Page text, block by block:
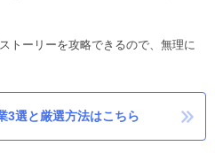
トーリーを攻略できるので、無理に
3選と厳選方法はこちら